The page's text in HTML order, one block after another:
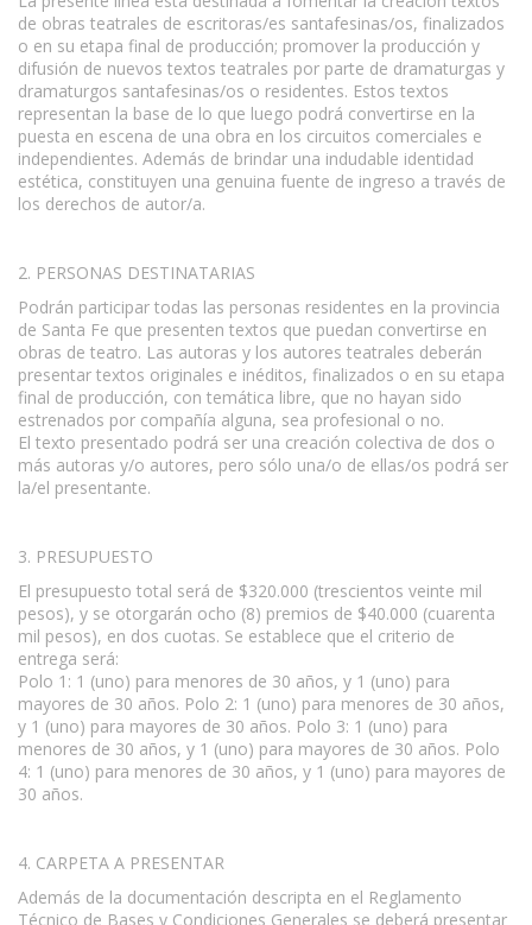
de obras teatrales de escritoras/es santafesinas/os, finalizados
o en su etapa final de producción; promover la producción y
difusión de nuevos textos teatrales por parte de dramaturgas y
dramaturgos santafesinas/os o residentes. Estos textos
representan la base de lo que luego podrá convertirse en la
puesta en escena de una obra en los circuitos comerciales e
independientes. Además de brindar una indudable identidad
estética, constituyen una genuina fuente de ingreso a través de
los derechos de autor/a.
2. PERSONAS DESTINATARIAS
Podrán participar todas las personas residentes en la provincia
de Santa Fe que presenten textos que puedan convertirse en
obras de teatro. Las autoras y los autores teatrales deberán
presentar textos originales e inéditos, finalizados o en su etapa
final de producción, con temática libre, que no hayan sido
estrenados por compañía alguna, sea profesional o no.
El texto presentado podrá ser una creación colectiva de dos o
más autoras y/o autores, pero sólo una/o de ellas/os podrá ser
la/el presentante.
3. PRESUPUESTO
El presupuesto total será de $320.000 (trescientos veinte mil
pesos), y se otorgarán ocho (8) premios de $40.000 (cuarenta
mil pesos), en dos cuotas. Se establece que el criterio de
entrega será:
Polo 1: 1 (uno) para menores de 30 años, y 1 (uno) para
mayores de 30 años. Polo 2: 1 (uno) para menores de 30 años,
y 1 (uno) para mayores de 30 años. Polo 3: 1 (uno) para
menores de 30 años, y 1 (uno) para mayores de 30 años. Polo
4: 1 (uno) para menores de 30 años, y 1 (uno) para mayores de
30 años.
4. CARPETA A PRESENTAR
Además de la documentación descripta en el Reglamento
Técnico de Bases y Condiciones Generales se deberá presentar